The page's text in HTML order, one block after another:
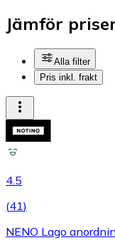
Jämför
Alla filter
Pris inkl. frakt
4.5
(41)
NENO Lago